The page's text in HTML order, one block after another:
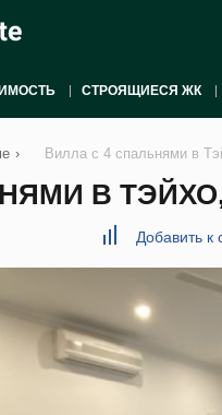
СТРОЯЩИЕСЯ ЖК
› Вилла с 4 спальнями в
В
Добавить к